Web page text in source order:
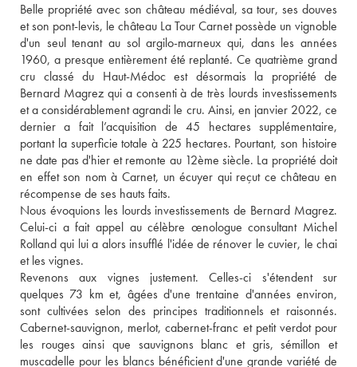
Belle propriété avec son château médiéval, sa tour, ses douves
et son pont-levis, le château La Tour Carnet possède un vignoble
d'un seul tenant au sol argilo-marneux qui, dans les années
1960, a presque entièrement été replanté. Ce quatrième grand
cru classé du Haut-Médoc est désormais la propriété de
Bernard Magrez qui a consenti à de très lourds investissements
et a considérablement agrandi le cru. Ainsi, en janvier 2022, ce
dernier a fait l’acquisition de 45 hectares supplémentaire,
portant la superficie totale à 225 hectares. Pourtant, son histoire
ne date pas d'hier et remonte au 12ème siècle. La propriété doit
en effet son nom à Carnet, un écuyer qui reçut ce château en
récompense de ses hauts faits.
Nous évoquions les lourds investissements de Bernard Magrez.
Celui-ci a fait appel au célèbre œnologue consultant Michel
Rolland qui lui a alors insufflé l'idée de rénover le cuvier, le chai
et les vignes.
Revenons aux vignes justement. Celles-ci s'étendent sur
quelques 73 km et, âgées d'une trentaine d'années environ,
sont cultivées selon des principes traditionnels et raisonnés.
Cabernet-sauvignon, merlot, cabernet-franc et petit verdot pour
les rouges ainsi que sauvignons blanc et gris, sémillon et
muscadelle pour les blancs bénéficient d'une grande variété de